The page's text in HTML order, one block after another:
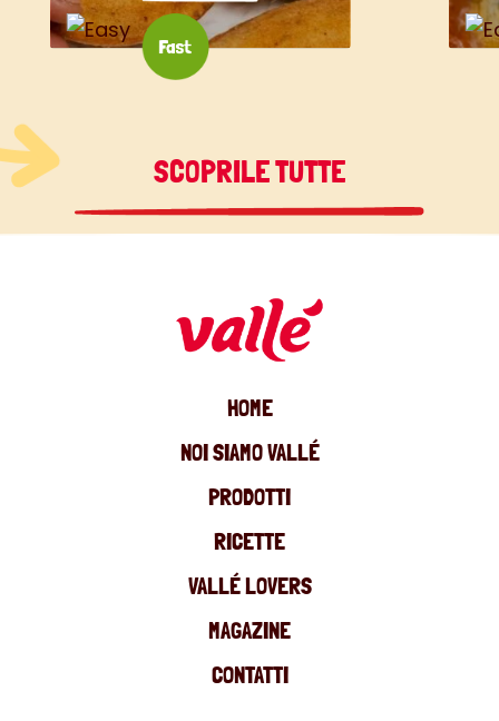
SCOPRILE TUTTE
HOME
NOI SIAMO VALLÉ
PRODOTTI
RICETTE
VALLÉ LOVERS
MAGAZINE
CONTATTI